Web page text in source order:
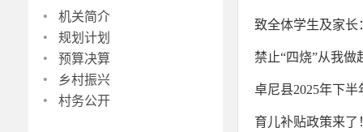
· 机关简介
· 规划计划
· 预算决算
· 乡村振兴
· 村务公开
致全体学生及家
禁止“四烧”从我
卓尼县2025年下
育儿补贴政策来了